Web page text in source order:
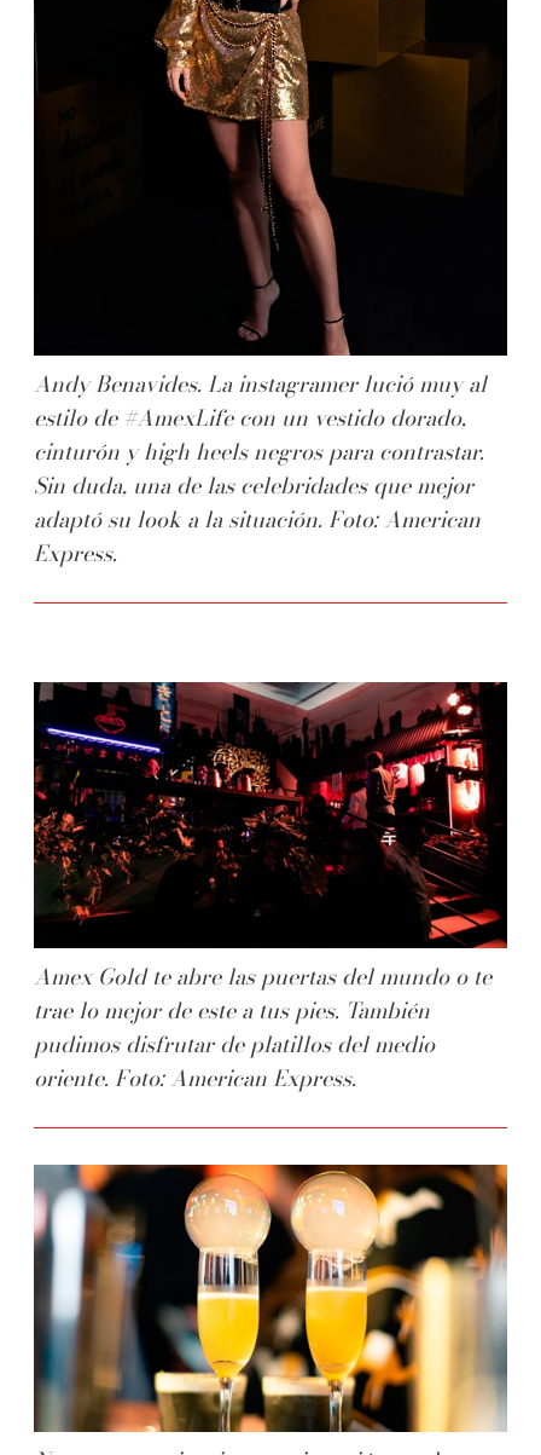
Andy Benavides. La instagramer lució muy al
estilo de #AmexLife con un vestido dorado,
cinturón y high heels negros para contrastar.
Sin duda, una de las celebridades que mejor
adaptó su look a la situación. Foto: American
Express.
Amex Gold te abre las puertas del mundo o te
trae lo mejor de este a tus pies. También
pudimos disfrutar de platillos del medio
oriente. Foto: American Express.